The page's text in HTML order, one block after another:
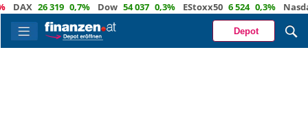
26 319 0,7% Dow 54 037 0,3% EStoxx50 6 524 0,3% Nasdaq 29
Depot